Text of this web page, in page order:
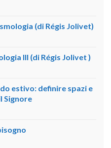
(di Régis Jolivet)
III (di Régis Jolivet )
estivo: definire spazi e
Signore